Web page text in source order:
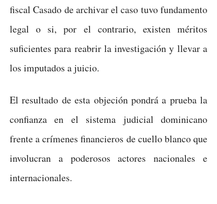
fiscal Casado de archivar el caso tuvo fundamento
legal o si, por el contrario, existen méritos
suficientes para reabrir la investigación y llevar a
los imputados a juicio.
El resultado de esta objeción pondrá a prueba la
confianza en el sistema judicial dominicano
frente a crímenes financieros de cuello blanco que
involucran a poderosos actores nacionales e
internacionales.